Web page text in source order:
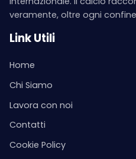
veramente, oltre ogni
Link Utili
Home
Chi Siamo
Lavora con noi
Contatti
Cookie Policy